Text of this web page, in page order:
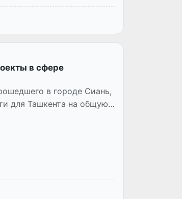
в сфере
в городе Сиань,
для Ташкента на общую